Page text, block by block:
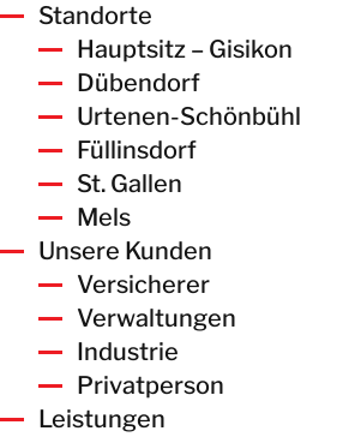
KONTAKT
Standorte
Hauptsitz – Gisikon
Dübendorf
Urtenen-Schönbühl
Füllinsdorf
St. Gallen
Mels
Unsere Kunden
Versicherer
Verwaltungen
Industrie
Privatperson
Leistungen